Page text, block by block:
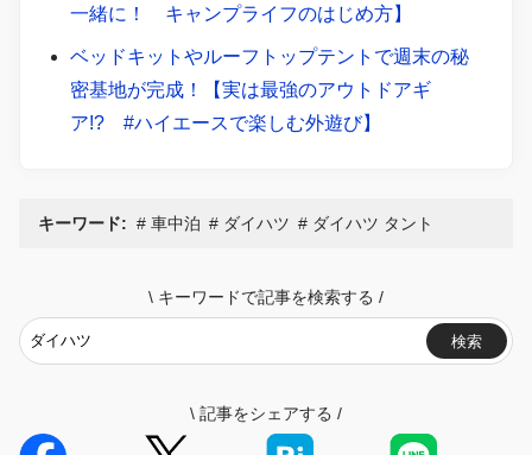
一緒に！ キャンプライフのはじめ方】
ベッドキットやルーフトップテントで週末の秘
密基地が完成！【実は最強のアウトドアギ
ア!? #ハイエースで楽しむ外遊び】
キーワード: 車中泊 ダイハツ ダイハツ タント
\ キーワードで記事を検索する /
検索
\ 記事をシェアする /